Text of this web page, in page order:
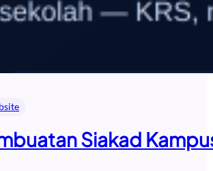
Siakad